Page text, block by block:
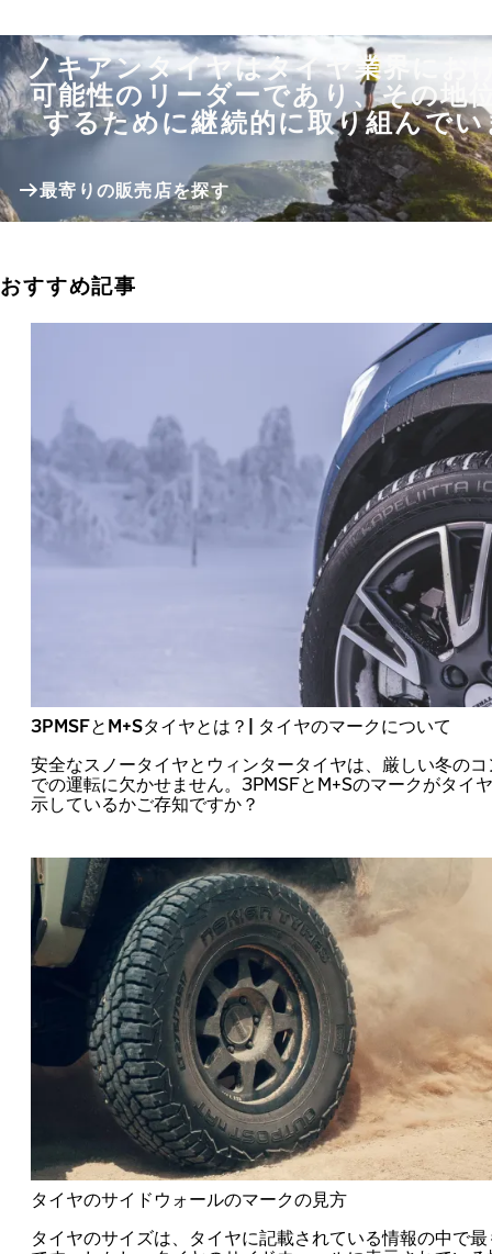
ノキアンタイヤはタイヤ業界にお
可能性のリーダーであり、その地
するために継続的に取り組んでい
最寄りの販売店を探す
おすすめ記事
3PMSFとM+Sタイヤとは？| タイヤのマークについて
安全なスノータイヤとウィンタータイヤは、厳しい冬の
での運転に欠かせません。3PMSFとM+Sのマークがタイ
示しているかご存知ですか？
タイヤのサイドウォールのマークの見方
タイヤのサイズは、タイヤに記載されている情報の中で